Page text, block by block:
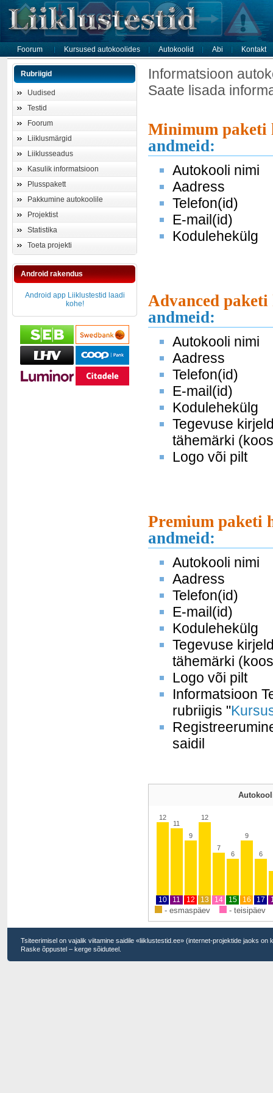
Foorum Kursused autokoolides Autokoolid Abi Kontakt
Rubriigid
Uudised
Testid
Foorum
Liiklusmärgid
Liiklusseadus
Kasulik informatsioon
Plusspakett
Pakkumine autokoolile
Projektist
Statistika
Toeta projekti
Android rakendus
Android app Liiklustestid laadi
kohe!
Informatsioon
Saate lisada
Minimum paketi
andmeid:
Autokooli nimi
Aadress
Telefon(id)
E-mail(id)
Kodulehekülg
Advanced paketi
andmeid:
Autokooli nimi
Aadress
Telefon(id)
E-mail(id)
Kodulehekülg
Tegevuse
tähemärki
Logo või pilt
Premium paketi
andmeid:
Autokooli nimi
Aadress
Telefon(id)
E-mail(id)
Kodulehekülg
Tegevuse
tähemärki
Logo või pilt
Informatsioon
rubriigis "
saidil
12
10
11
11
9
12
12
13
7
14
6
15
9
16
6
17
- esmaspäev - teisipäev
Tsiteerimisel on vajalik viitamine saidile «liiklustestid.ee» (internet-projektide jaoks on
Raske õppustel – kerge sõiduteel.